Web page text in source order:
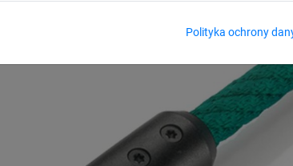
Polityka ochrony